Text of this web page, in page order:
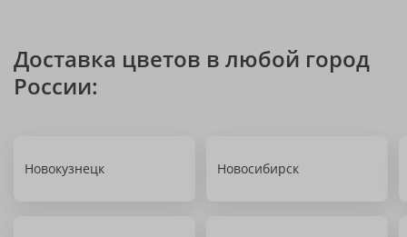
Доставка цветов в любой город
России:
Новокузнецк Новосибирск